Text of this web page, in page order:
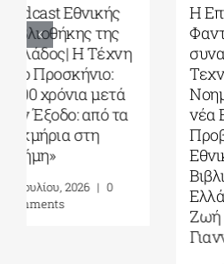
Εκδόσεις Πατάκη|
Γιάνης
Βαρουφάκης: Την
ψυχή ψηλά: Πέντε
γυναίκες που μου
δίδαξαν την
αντίσταση στον
φασισμό, στον
στον σοβινιστή